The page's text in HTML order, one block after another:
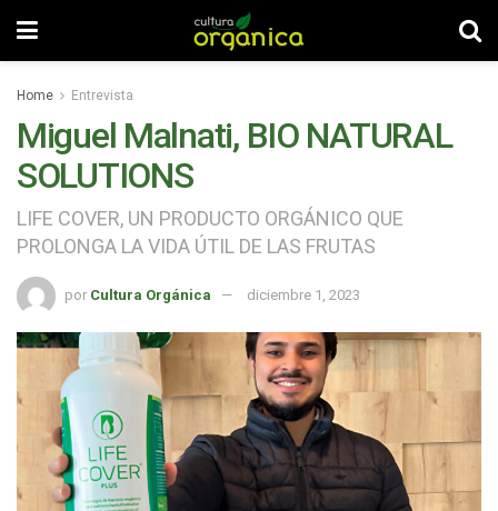
Home Entrevista
Miguel Malnati, BIO NATURAL
SOLUTIONS
LIFE COVER, UN PRODUCTO ORGÁNICO QUE
PROLONGA LA VIDA ÚTIL DE LAS FRUTAS
por Cultura Orgánica diciembre 1, 2023